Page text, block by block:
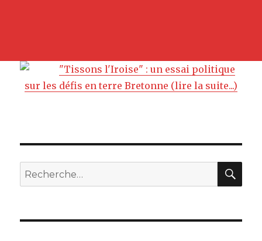
"Tissons l'Iroise" : un essai politique
sur les défis en terre Bretonne (lire la suite...)
Recherche
pour